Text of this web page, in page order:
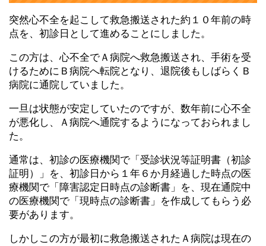
突然心不全を起こして救急搬送された約１０年前の時
点を、初診日として進めることにしました。
この方は、心不全でＡ病院へ救急搬送され、手術を受
けるためにＢ病院へ転院となり、退院後もしばらくＢ
病院に通院していました。
一旦は状態が安定していたのですが、数年前に心不全
が悪化し、Ａ病院へ通院するようになっておられまし
た。
通常は、初診の医療機関で「受診状況等証明書（初診
証明）」を、初診日から１年６か月経過した時点の医
療機関で「障害認定日時点の診断書」を、現在通院中
の医療機関で「現時点の診断書」を作成してもらう必
要があります。
しかしこの方が最初に救急搬送されたＡ病院は現在の